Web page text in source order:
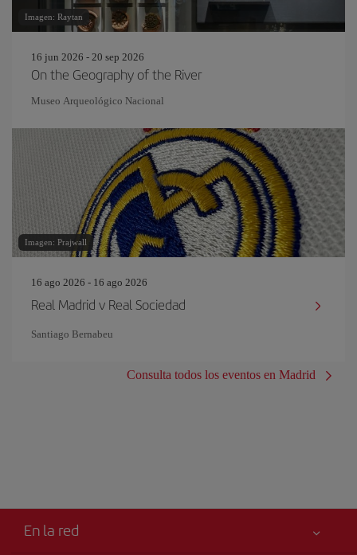
Imagen: Raytan
16 jun 2026 - 20 sep 2026
On the Geography of the River
Museo Arqueológico Nacional
Imagen: Prajwall
16 ago 2026 - 16 ago 2026
Real Madrid v Real Sociedad
Santiago Bernabeu
Consulta todos los eventos en Madrid
En la red